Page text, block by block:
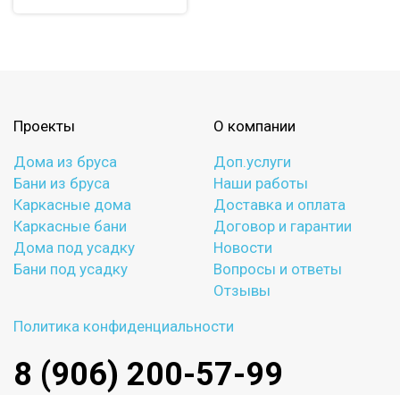
Проекты
Дома из бруса
Бани из бруса
Каркасные дома
Каркасные бани
Дома под усадку
Бани под усадку
О компании
Доп.услуги
Наши работы
Доставка и оплата
Договор и гарантии
Новости
Вопросы и ответы
Отзывы
Политика конфиденциальности
8 (906) 200-57-99